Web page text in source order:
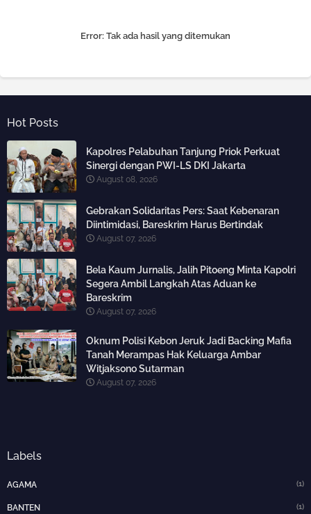
Error: Tak ada hasil yang ditemukan
Hot Posts
Kapolres Pelabuhan Tanjung Priok Perkuat
Sinergi dengan PWI-LS DKI Jakarta
August 08, 2026
Gebrakan Solidaritas Pers: Saat Kebenaran
Diintimidasi, Bareskrim Harus Bertindak
August 07, 2026
Bela Kaum Jurnalis, Jalih Pitoeng Minta Kapolri
Segera Ambil Langkah Atas Aduan ke
Bareskrim
August 07, 2026
Oknum Polisi Kebon Jeruk Jadi Backing Mafia
Tanah Merampas Hak Keluarga Ambar
Witjaksono Sutarman
August 07, 2026
Labels
AGAMA (1)
BANTEN (1)